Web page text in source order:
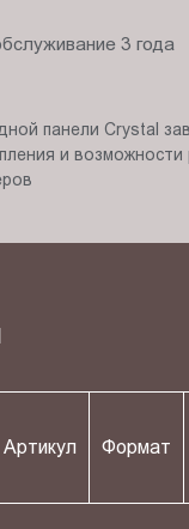
3 года
панели Crystal
и
Артикул Формат